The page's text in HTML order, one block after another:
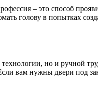
– это способ
голову в попытках
но и ручной
вам нужны двери под